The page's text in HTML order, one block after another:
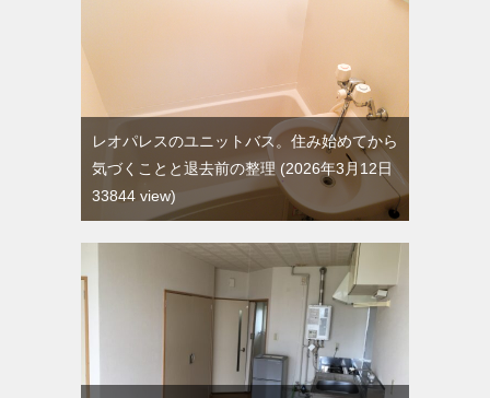
レオパレスのユニットバス。住み始めてから
気づくことと退去前の整理 2026年3月12日
33844 view